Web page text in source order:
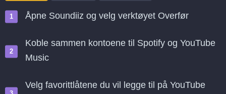
Åpne Soundiiz og velg verktøyet Overfør
Koble sammen kontoene til Spotify og YouTube
Music
Velg favorittlåtene du vil legge til på YouTube